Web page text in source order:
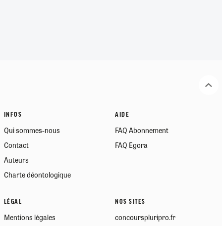
INFOS
Qui sommes-nous
Contact
Auteurs
Charte déontologique
AIDE
FAQ Abonnement
FAQ Egora
LÉGAL
Mentions légales
NOS SITES
concourspluripro.fr